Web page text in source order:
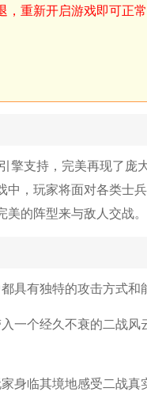
重新开启游戏即可正常
擎支持，完美再现了
，玩家将面对各类士
的阵型来与敌人交战。
具有独特的攻击方式和
一个经久不衰的二战
身临其境地感受二战真